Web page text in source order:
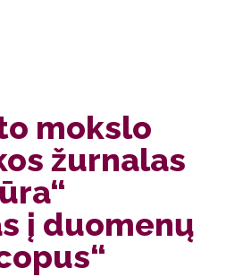
mokslo
žurnalas
į duomenų